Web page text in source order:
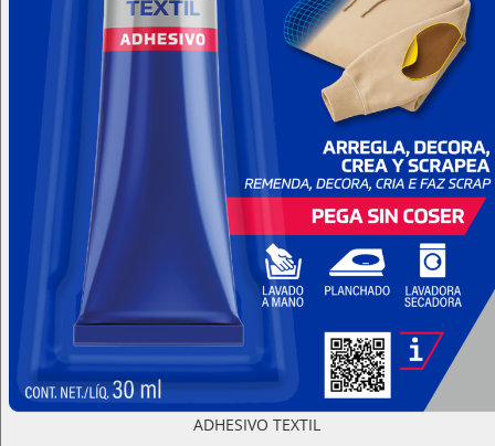
ADHESIVO TEXTIL